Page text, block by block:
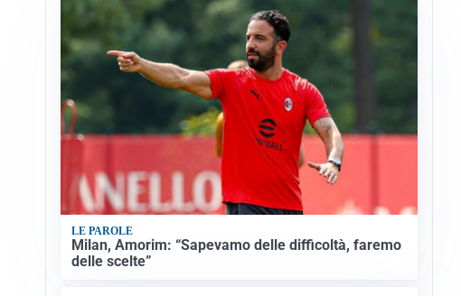
LE PAROLE
Milan, Amorim: “Sapevamo delle difficoltà, faremo
delle scelte”